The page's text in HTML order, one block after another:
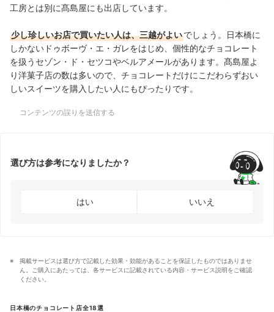
工房とは別に髙島屋にも出店しています。
少し珍しいお店で買いたい人は、三越がよいでしょう。日本橋に
しかないドゥボーヴ・エ・ガレをはじめ、個性的なチョコレート
を扱うセゾン・ド・セツコやベルアメールがあります。髙島屋よ
り洋菓子店の数は多いので、チョコレートだけにこだわらずおい
しいスイーツを購入したい人にもぴったりです。
コンテンツの誤りを送信する
選び方は参考になりましたか？
はい いいえ
掲載サービスは選び方で記載した効果・効能があることを保証したものではありませ
ん。ご購入にあたっては、各サービスに記載されている内容・サービス説明をご確認
ください。
日本橋のチョコレート店全18選